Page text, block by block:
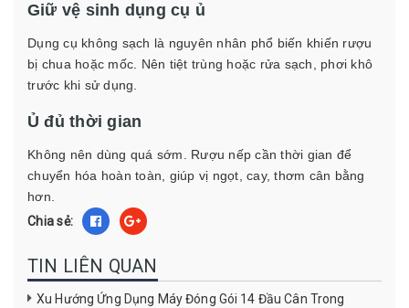
Giữ vệ sinh dụng cụ ủ
Dụng cụ không sạch là nguyên nhân phổ biến khiến rượu
bị chua hoặc mốc. Nên tiệt trùng hoặc rửa sạch, phơi khô
trước khi sử dụng.
Ủ đủ thời gian
Không nên dùng quá sớm. Rượu nếp cần thời gian để
chuyển hóa hoàn toàn, giúp vị ngọt, cay, thơm cân bằng
hơn.
Chia sẻ:
TIN LIÊN QUAN
Xu Hướng Ứng Dụng Máy Đóng Gói 14 Đầu Cân Trong